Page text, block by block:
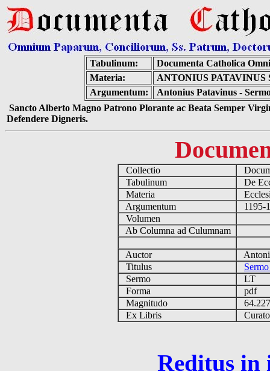
Tabulinum:
Documenta Catholica
Materia:
ANTONIUS
Argumentum:
Antonius Patavinus -
Sancto Alberto Magno Patrono Plorante ac Beata Semper
Defendere Digneris.
Collectio
Tabulinum
De
Materia
Argumentum
1195-
Volumen
Ab Columna ad Culumnam
Auctor
Titulus
Sermo
LT
Forma
pdf
Magnitudo
Ex Libris
Reditus in